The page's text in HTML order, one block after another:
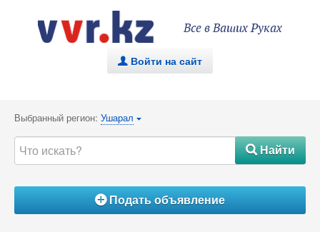
Все в Ваших Руках
. Войти на сайт
Выбранный регион: Ушарал {
#Найти
ÁПодать объявление